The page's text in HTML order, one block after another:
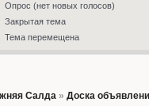
Опрос (нет новых голосов)
Закрытая тема
Тема перемещена
Салда» Доска